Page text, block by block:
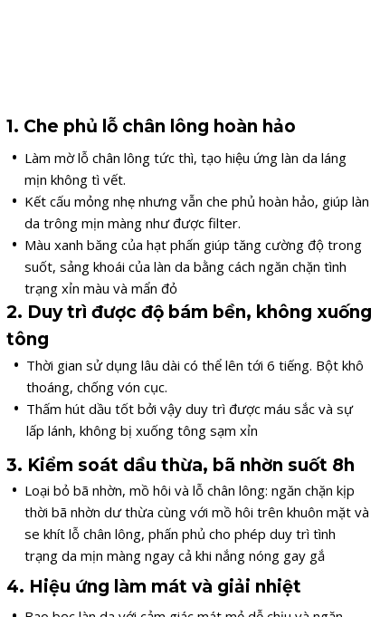
1. Che phủ lỗ chân lông hoàn hảo
Làm mờ lỗ chân lông tức thì, tạo hiệu ứng làn da láng
mịn không tì vết.
Kết cấu mỏng nhẹ nhưng vẫn che phủ hoàn hảo, giúp làn
da trông mịn màng như được filter.
Màu xanh băng của hạt phấn giúp tăng cường độ trong
suốt, sảng khoái của làn da bằng cách ngăn chặn tình
trạng xỉn màu và mẩn đỏ
2. Duy trì được độ bám bền, không xuống
tông
Thời gian sử dụng lâu dài có thể lên tới 6 tiếng. Bột khô
thoáng, chống vón cục.
Thấm hút dầu tốt bởi vậy duy trì được máu sắc và sự
lấp lánh, không bị xuống tông sạm xỉn
3. Kiểm soát dầu thừa, bã nhờn suốt 8h
Loại bỏ bã nhờn, mồ hôi và lỗ chân lông: ngăn chặn kịp
thời bã nhờn dư thừa cùng với mồ hôi trên khuôn mặt và
se khít lỗ chân lông, phấn phủ cho phép duy trì tình
trạng da mịn màng ngay cả khi nắng nóng gay gắ
4. Hiệu ứng làm mát và giải nhiệt